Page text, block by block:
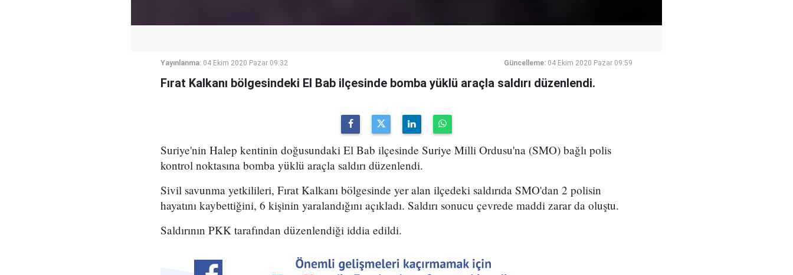
Yayınlanma: 04 Ekim 2020 Pazar 09:32 Güncelleme: 04 Ekim 2020 Pazar 09:59
Fırat Kalkanı bölgesindeki El Bab ilçesinde bomba yüklü araçla saldırı düzenlendi.
Suriye'nin Halep kentinin doğusundaki El Bab ilçesinde Suriye Milli Ordusu'na (SMO) bağlı polis
kontrol noktasına bomba yüklü araçla saldırı düzenlendi.
Sivil savunma yetkilileri, Fırat Kalkanı bölgesinde yer alan ilçedeki saldırıda SMO'dan 2 polisin
hayatını kaybettiğini, 6 kişinin yaralandığını açıkladı. Saldırı sonucu çevrede maddi zarar da oluştu.
Saldırının PKK tarafından düzenlendiği iddia edildi.